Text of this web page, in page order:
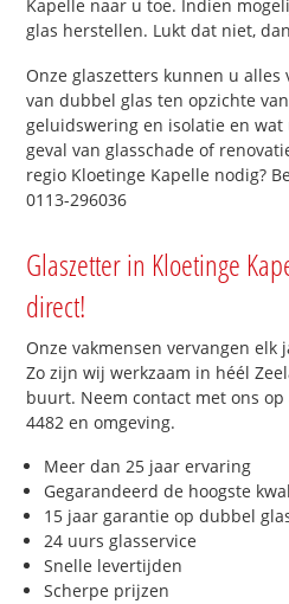
Kapelle naar u toe. Indien
glas herstellen. Lukt dat niet,
Onze glaszetters kunnen u
van dubbel glas ten opzichte
geluidswering en isolatie en
geval van glasschade of
regio Kloetinge Kapelle nodig?
0113-296036
Glaszetter in Kloetinge
direct!
Onze vakmensen vervangen
Zo zijn wij werkzaam in héél
buurt. Neem contact met ons
4482 en omgeving.
Meer dan 25 jaar ervaring
Gegarandeerd de hoogste
15 jaar garantie op dubbel
24 uurs glasservice
Snelle levertijden
Scherpe prijzen